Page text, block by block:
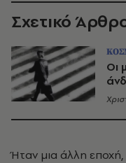
Σχετικό
Οι
Ήταν μια άλλη